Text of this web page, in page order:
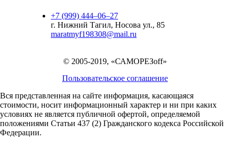
+7 (999) 444‒06‒27
г. Нижний Тагил, Носова ул., 85
maratmyf198308@mail.ru
© 2005-2019, «САМОРЕЗoff»
Пользовательское соглашение
Вся представленная на сайте информация, касающаяся
стоимости, носит информационный характер и ни при каких
условиях не является публичной офертой, определяемой
положениями Статьи 437 (2) Гражданского кодекса Российской
Федерации.